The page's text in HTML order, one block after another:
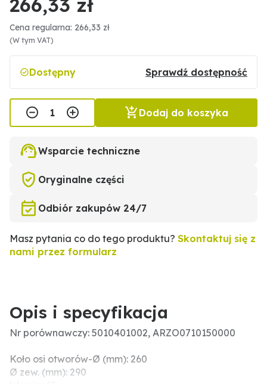
266,33 zł
Cena regularna: 266,33 zł
(W tym VAT)
Dostępny Sprawdź dostępność
Dodaj do koszyka
Wsparcie techniczne
Oryginalne części
Odbiór zakupów 24/7
Masz pytania co do tego produktu? Skontaktuj się z
nami przez formularz
Opis i specyfikacja
Nr porównawczy: 5010401002, ARZO0710150000
Koło osi otworów-Ø (mm): 260
Ø zew. (mm): 290